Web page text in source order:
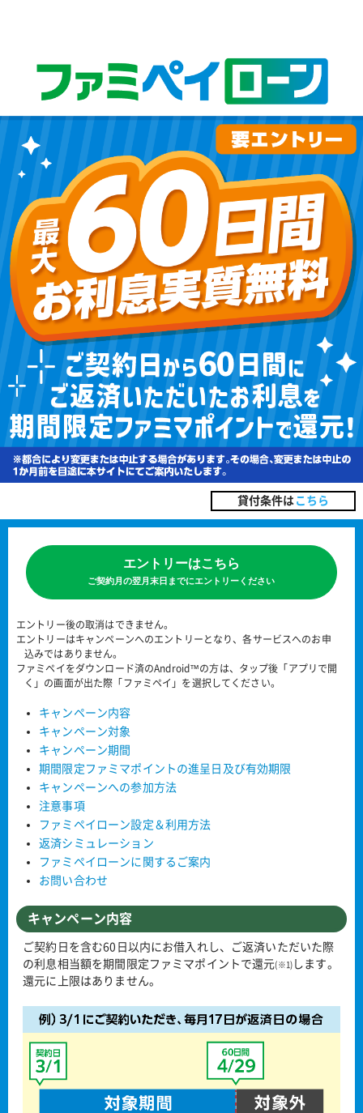
貸付条件は こちら
エントリーはこちら
ご契約月の翌月末日までにエントリーください
エントリー後の取消はできません。
エントリーはキャンペーンへのエントリーとなり、各サービスへのお申
込みではありません。
ファミペイをダウンロード済のAndroid™の方は、タップ後「アプリで開
く」の画面が出た際「ファミペイ」を選択してください。
キャンペーン内容
キャンペーン対象
キャンペーン期間
期間限定ファミマポイントの進呈日及び有効期限
キャンペーンへの参加方法
注意事項
ファミペイローン設定＆利用方法
返済シミュレーション
ファミペイローンに関するご案内
お問い合わせ
キャンペーン内容
ご契約日を含む60日以内にお借入れし、ご返済いただいた際
の利息相当額を期間限定ファミマポイントで還元(※1) します。
還元に上限はありません。